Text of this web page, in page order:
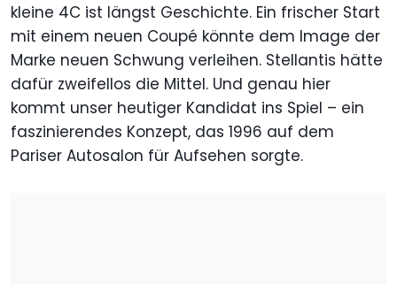
kleine 4C ist längst Geschichte. Ein frischer Start
mit einem neuen Coupé könnte dem Image der
Marke neuen Schwung verleihen. Stellantis hätte
dafür zweifellos die Mittel. Und genau hier
kommt unser heutiger Kandidat ins Spiel – ein
faszinierendes Konzept, das 1996 auf dem
Pariser Autosalon für Aufsehen sorgte.